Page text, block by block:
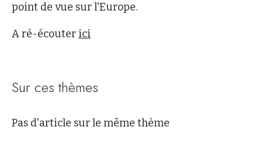
point de vue sur l'Europe.
A ré-écouter ici
Sur ces thèmes
Pas d'article sur le même thème